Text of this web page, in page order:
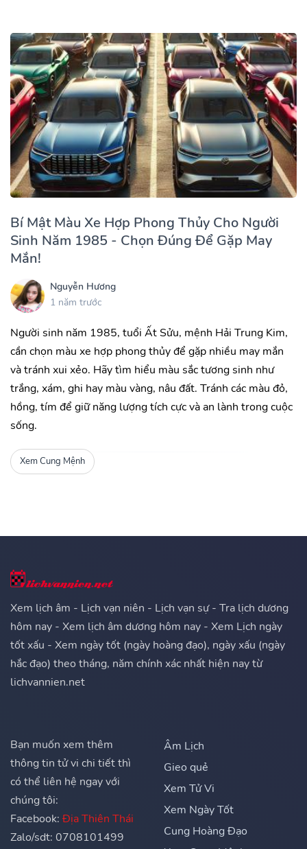
Bí Mật Màu Xe Hợp Phong Thủy Cho Người
Sinh Năm 1985 - Chọn Đúng Để Gặp May
Mắn!
Nguyễn Hương
1 năm trước
Người sinh năm 1985, tuổi Ất Sửu, mệnh Hải Trung Kim,
cần chọn màu xe hợp phong thủy để gặp nhiều may mắn
và tránh xui xẻo. Hãy tìm hiểu màu sắc tương sinh như
trắng, xám, ghi hay màu vàng, nâu đất. Tránh các màu đỏ,
hồng, tím để giữ năng lượng tích cực và an lành trong cuộc
sống.
Xem Cung Mệnh
Xem lịch âm - Lịch vạn niên - Lịch vạn sự - Tra lịch dương
hôm nay - Xem lịch âm dương hôm nay - Xem Lịch ngày
tốt xấu - Xem ngày tốt (ngày hoàng đạo), ngày xấu (ngày
hắc đạo) theo tháng, năm chính xác nhất hiện nay từ
lichvannien.net
Bạn muốn xem thêm
thông tin tử vi chi tiết thì
có thể liên hệ ngay với
chúng tôi:
Facebook: Địa Thiên Thái
Zalo/sdt: 0708101499
Âm Lịch
Gieo quẻ
Xem Tử Vi
Xem Ngày Tốt
Cung Hoàng Đạo